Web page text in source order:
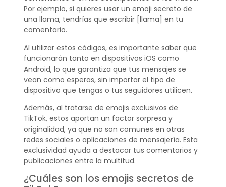
Por ejemplo, si quieres usar un emoji secreto de
una llama, tendrías que escribir [llama] en tu
comentario.
Al utilizar estos códigos, es importante saber que
funcionarán tanto en dispositivos iOS como
Android, lo que garantiza que tus mensajes se
vean como esperas, sin importar el tipo de
dispositivo que tengas o tus seguidores utilicen.
Además, al tratarse de emojis exclusivos de
TikTok, estos aportan un factor sorpresa y
originalidad, ya que no son comunes en otras
redes sociales o aplicaciones de mensajería. Esta
exclusividad ayuda a destacar tus comentarios y
publicaciones entre la multitud.
¿Cuáles son los emojis secretos de